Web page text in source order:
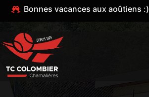
Bonnes vacances aux aoûtiens :)